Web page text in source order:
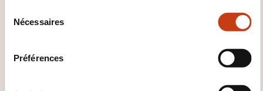
Nécessaires
Préférences